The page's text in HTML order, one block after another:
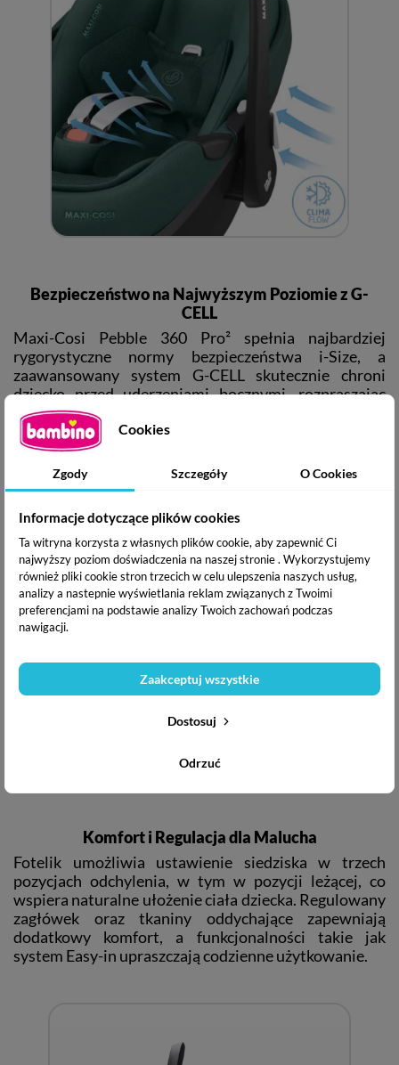
Bezpieczeństwo na Najwyższym Poziomie z G-
CELL
Maxi-Cosi Pebble 360 Pro² spełnia najbardziej
rygorystyczne normy bezpieczeństwa i-Size, a
zaawansowany system G-CELL skutecznie chroni
dziecko przed uderzeniami bocznymi, rozpraszając
siłę uderzenia i chroniąc głowę, szyję i ramiona
maluszka.
Komfort i Regulacja dla Malucha
Fotelik umożliwia ustawienie siedziska w trzech
pozycjach odchylenia, w tym w pozycji leżącej, co
wspiera naturalne ułożenie ciała dziecka. Regulowany
zagłówek oraz tkaniny oddychające zapewniają
dodatkowy komfort, a funkcjonalności takie jak
system Easy-in upraszczają codzienne użytkowanie.
Cookies
Zgody Szczegóły O Cookies
Informacje dotyczące plików cookies
Ta witryna korzysta z własnych plików cookie, aby zapewnić Ci
najwyższy poziom doświadczenia na naszej stronie . Wykorzystujemy
również pliki cookie stron trzecich w celu ulepszenia naszych usług,
analizy a nastepnie wyświetlania reklam związanych z Twoimi
preferencjami na podstawie analizy Twoich zachowań podczas
nawigacji.
Odrzuć
Dostosuj
Zaakceptuj wszystkie